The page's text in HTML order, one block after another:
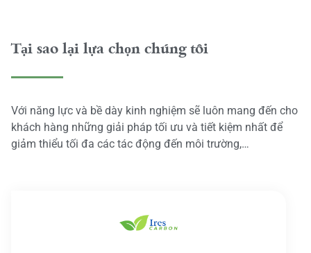
Tại sao lại lựa chọn chúng tôi
Với năng lực và bề dày kinh nghiệm sẽ luôn mang đến cho
khách hàng những giải pháp tối ưu và tiết kiệm nhất để
giảm thiểu tối đa các tác động đến môi trường,…